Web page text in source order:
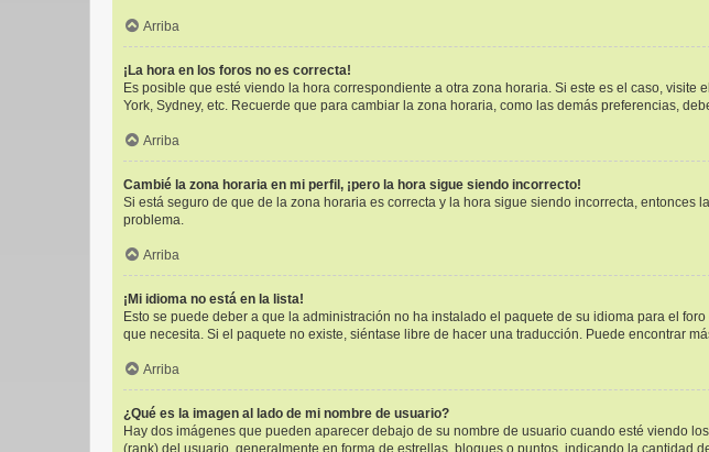
Arriba
¡La hora en los foros no es correcta!
Es posible que esté viendo la hora correspondiente a otra zona horaria. Si este es el caso,
York, Sydney, etc. Recuerde que para cambiar la zona horaria, como las demás preferencias,
Arriba
Cambié la zona horaria en mi perfil, ¡pero la hora sigue siendo incorrecto!
Si está seguro de que de la zona horaria es correcta y la hora sigue siendo incorrecta,
problema.
Arriba
¡Mi idioma no está en la lista!
Esto se puede deber a que la administración no ha instalado el paquete de su idioma para el
que necesita. Si el paquete no existe, siéntase libre de hacer una traducción. Puede encontrar
Arriba
¿Qué es la imagen al lado de mi nombre de usuario?
Hay dos imágenes que pueden aparecer debajo de su nombre de usuario cuando esté viendo
(rank) del usuario, generalmente en forma de estrellas, bloques o puntos, indicando la cantidad